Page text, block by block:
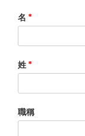
名 *
姓 *
職稱